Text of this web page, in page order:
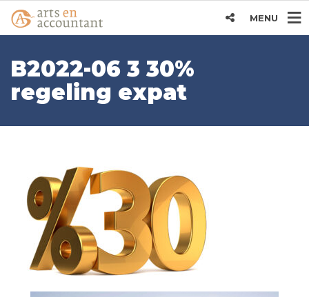
MENU
B2022-06 3 30%
regeling expat